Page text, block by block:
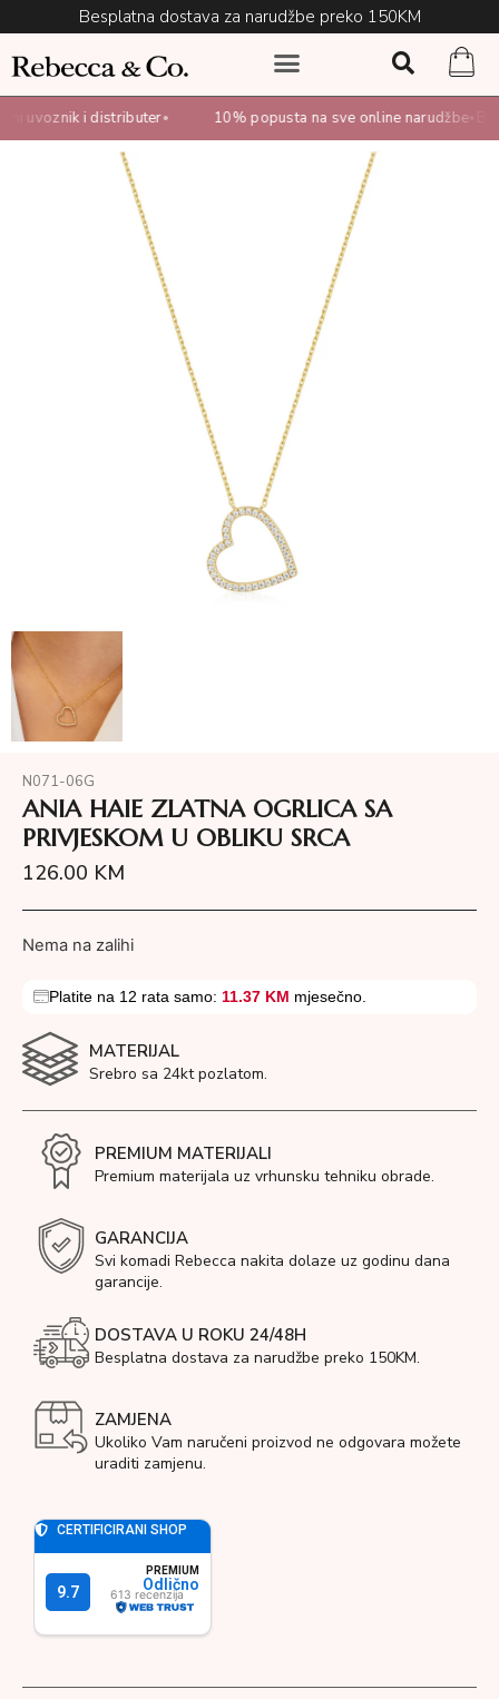
Besplatna dostava za narudžbe preko 150KM
uvoznik i distributer• 10% popusta na sve online narudžbe•
N071-06G
ANIA HAIE ZLATNA OGRLICA SA
PRIVJESKOM U OBLIKU SRCA
126.00 KM
Nema na zalihi
Platite na 12 rata samo: 11.37 KM mjesečno.
MATERIJAL
Srebro sa 24kt pozlatom.
PREMIUM MATERIJALI
Premium materijala uz vrhunsku tehniku obrade.
GARANCIJA
Svi komadi Rebecca nakita dolaze uz godinu dana
garancije.
DOSTAVA U ROKU 24/48H
Besplatna dostava za narudžbe preko 150KM.
ZAMJENA
Ukoliko Vam naručeni proizvod ne odgovara možete
uraditi zamjenu.